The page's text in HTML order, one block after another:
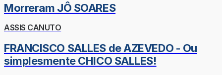
Morreram JÔ SOARES
ASSIS CANUTO
FRANCISCO SALLES de AZEVEDO - Ou
simplesmente CHICO SALLES!